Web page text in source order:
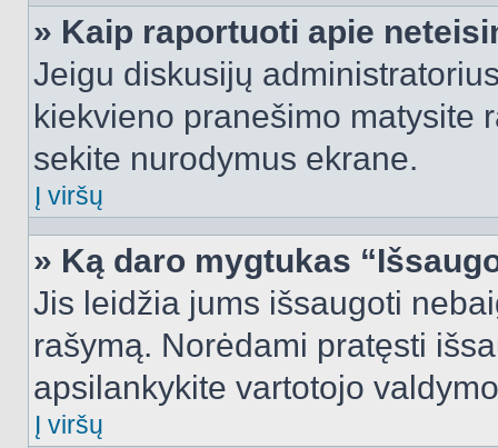
» Kaip raportuoti apie
Jeigu diskusijų
kiekvieno pranešimo matysite
sekite nurodymus ekrane.
Į viršų
» Ką daro mygtukas
Jis leidžia jums išsaugoti
rašymą. Norėdami pratęsti
apsilankykite vartotojo
Į viršų